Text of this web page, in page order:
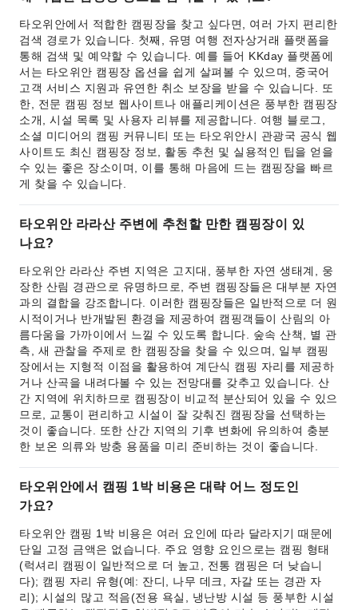
타오위안에서 적합한 캠핑장을 찾고 싶다면, 여러 가지 편리한
검색 경로가 있습니다. 첫째, 유명 여행 전자상거래 플랫폼을
통해 검색 및 예약할 수 있습니다. 예를 들어 KKday 플랫폼에
서는 타오위안 캠핑장 옵션을 쉽게 살펴볼 수 있으며, 중국어
고객 서비스 지원과 유연한 취소 보장을 받을 수 있습니다. 또
한, 전문 캠핑 정보 웹사이트나 애플리케이션은 풍부한 캠핑장
소개, 시설 목록 및 사용자 리뷰를 제공합니다. 여행 블로그,
소셜 미디어의 캠핑 커뮤니티 또는 타오위안시 관광국 공식 웹
사이트도 최신 캠핑장 정보, 활동 추천 및 실용적인 팁을 얻을
수 있는 좋은 장소이며, 이를 통해 마음에 드는 캠핑장을 빠르
게 찾을 수 있습니다.
타오위안 라라산 주변에 추천할 만한 캠핑장이 있
나요?
타오위안 라라산 주변 지역은 고지대, 풍부한 자연 생태계, 웅
장한 산림 경관으로 유명하므로, 주변 캠핑장들은 대부분 자연
과의 결합을 강조합니다. 이러한 캠핑장들은 일반적으로 더 원
시적이거나 반개발된 환경을 제공하여 캠핑객들이 산림의 아
름다움을 가까이에서 느낄 수 있도록 합니다. 숲속 산책, 별 관
측, 새 관찰을 주제로 한 캠핑장을 찾을 수 있으며, 일부 캠핑
장에서는 지형적 이점을 활용하여 계단식 캠핑 자리를 제공하
거나 산곡을 내려다볼 수 있는 전망대를 갖추고 있습니다. 산
간 지역에 위치하므로 캠핑장이 비교적 분산되어 있을 수 있으
므로, 교통이 편리하고 시설이 잘 갖춰진 캠핑장을 선택하는
것이 좋습니다. 또한 산간 지역의 기후 변화에 유의하여 충분
한 보온 의류와 방충 용품을 미리 준비하는 것이 좋습니다.
타오위안에서 캠핑 1박 비용은 대략 어느 정도인
가요?
타오위안 캠핑 1박 비용은 여러 요인에 따라 달라지기 때문에
단일 고정 금액은 없습니다. 주요 영향 요인으로는 캠핑 형태
(럭셔리 캠핑이 일반적으로 더 높고, 전통 캠핑은 더 낮습니
다); 캠핑 자리 유형(예: 잔디, 나무 데크, 자갈 또는 경관 자
리); 시설의 많고 적음(전용 욕실, 냉난방 시설 등 풍부한 시설